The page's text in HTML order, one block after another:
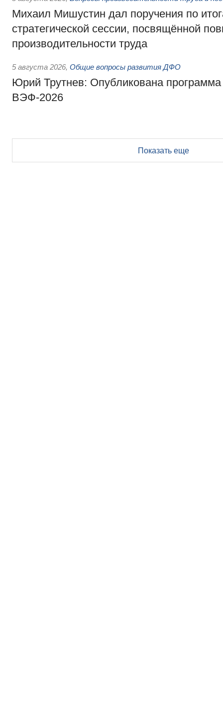
Михаил Мишустин дал поручения по
стратегической сессии, посвящённой
производительности труда
5 августа 2026, Общие вопросы развития ДФО
Юрий Трутнев: Опубликована
ВЭФ-2026
Показать еще